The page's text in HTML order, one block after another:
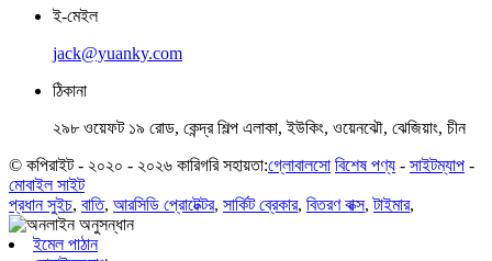
ই-মেইল
jack@yuanky.com
ঠিকানা
২৯৮ ওয়েফট ১৯ রোড, কেন্দ্র শিল্প এলাকা, ইউকিং, ওয়েনঝৌ, ঝেজিয়াং, চীন
© কপিরাইট - ২০২০ - ২০২৬ কারিগরি সহায়তা:গ্লোবালসো বিশেষ পণ্য - সাইটম্যাপ -
মোবাইল সাইট
প্রধান সুইচ, বাতি, আরসিডি প্রোটেক্টর, সার্কিট ব্রেকার, বিতরণ বাক্স,টাইমার,
ইমেল পাঠান